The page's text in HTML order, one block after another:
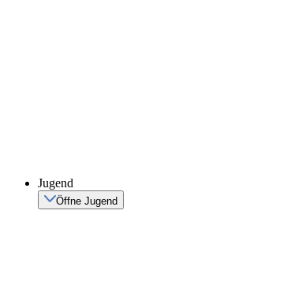
Jugend
Öffne Jugend